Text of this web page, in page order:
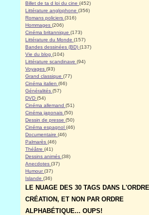
Billet de ta d loi du cine (452)
Littérature anglophone (356)
Romans policiers (316)
Hommages (206)
Cinéma britannique (173)
Littérature du Monde (157)
Bandes dessinées (BD) (137)
Vie du blog (104)
Littérature scandinave (94)
Voyages (93)
Grand classique (77)
Cinéma italien (66)
Généralités (57)
DVD (54)
Cinéma allemand (51)
Cinéma japonais (50)
Dessin de presse (50)
Cinéma espagnol (46)
Documentaire (46)
Palmarès (46)
Théâtre (41)
Dessins animés (38)
Anecdotes (37)
Humour(37)
Islande (36)
LE NUAGE DES 30 TAGS DANS
CRÉATION, ET NON PAR ORDRE
ALPHABÉTIQUE... OUPS!